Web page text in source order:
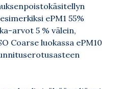
ePM1 55%
arvot 5 % välein,
Coarse luokassa ePM10